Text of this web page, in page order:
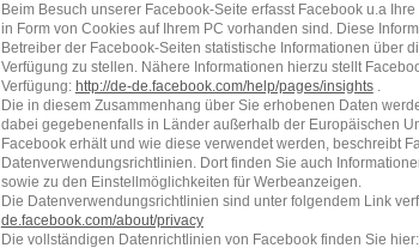
Beim Besuch unserer Facebook-Seite erfasst Facebook u.a
in Form von Cookies auf Ihrem PC vorhanden sind. Diese
Betreiber der Facebook-Seiten statistische Informationen über
Verfügung zu stellen. Nähere Informationen hierzu stellt
Verfügung: http://de-de.facebook.com/help/pages/insights.
Die in diesem Zusammenhang über Sie erhobenen Daten
dabei gegebenenfalls in Länder außerhalb der Europäischen
Facebook erhält und wie diese verwendet werden, beschreibt
Datenverwendungsrichtlinien. Dort finden Sie auch
sowie zu den Einstellmöglichkeiten für Werbeanzeigen.
Die Datenverwendungsrichtlinien sind unter folgendem Link
de.facebook.com/about/privacy
Die vollständigen Datenrichtlinien von Facebook finden Sie hier: